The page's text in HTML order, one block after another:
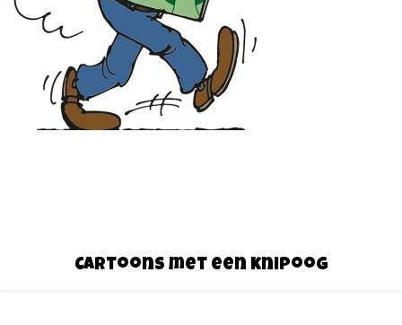
Cartoons met een knipoog